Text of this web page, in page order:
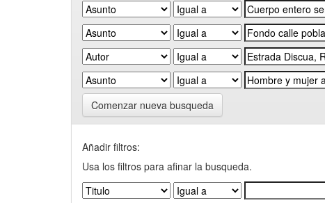
Comenzar nueva busqueda
Añadir filtros:
Usa los filtros para afinar la busqueda.